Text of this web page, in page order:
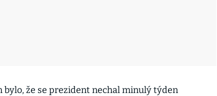
bylo, že se prezident nechal minulý týden